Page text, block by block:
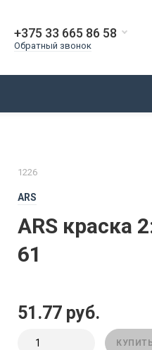
+375 33 665 86 58
Обратный звонок
1226
ARS
ARS краска
61
51.77 руб.